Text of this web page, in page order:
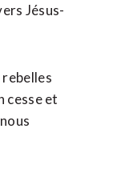
Jésus-
rebelles
cesse et